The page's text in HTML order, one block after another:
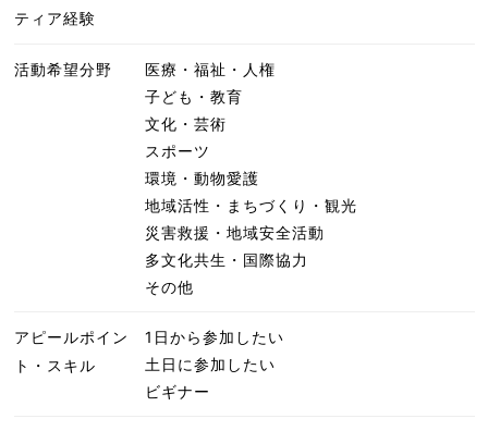
ティア経験
活動希望分野
医療・福祉・人権
子ども・教育
文化・芸術
スポーツ
環境・動物愛護
地域活性・まちづくり・観光
災害救援・地域安全活動
多文化共生・国際協力
その他
アピールポイン
ト・スキル
1日から参加したい
土日に参加したい
ビギナー